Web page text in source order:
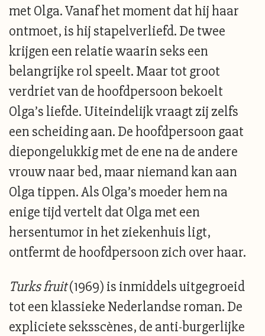
met Olga. Vanaf het moment dat hij haar
ontmoet, is hij stapelverliefd. De twee
krijgen een relatie waarin seks een
belangrijke rol speelt. Maar tot groot
verdriet van de hoofdpersoon bekoelt
Olga’s liefde. Uiteindelijk vraagt zij zelfs
een scheiding aan. De hoofdpersoon gaat
diepongelukkig met de ene na de andere
vrouw naar bed, maar niemand kan aan
Olga tippen. Als Olga’s moeder hem na
enige tijd vertelt dat Olga met een
hersentumor in het ziekenhuis ligt,
ontfermt de hoofdpersoon zich over haar.
Turks fruit(1969) is inmiddels uitgegroeid
tot een klassieke Nederlandse roman. De
expliciete seksscènes, de anti-burgerlijke